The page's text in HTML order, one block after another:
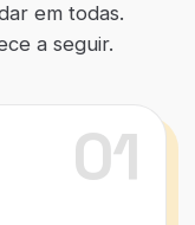
em todas.
a seguir.
01